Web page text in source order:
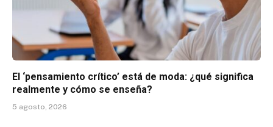
El ‘pensamiento crítico’ está de moda: ¿qué significa
realmente y cómo se enseña?
5 agosto, 2026